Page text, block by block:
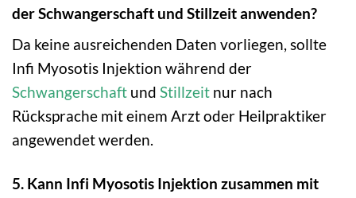
der Schwangerschaft und Stillzeit anwenden?
Da keine ausreichenden Daten vorliegen, sollte
Infi Myosotis Injektion während der
Schwangerschaft und Stillzeit nur nach
Rücksprache mit einem Arzt oder Heilpraktiker
angewendet werden.
5. Kann Infi Myosotis Injektion zusammen mit